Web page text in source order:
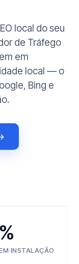
local do seu
de Tráfego
em
local — o
Bing e
INSTALAÇÃO